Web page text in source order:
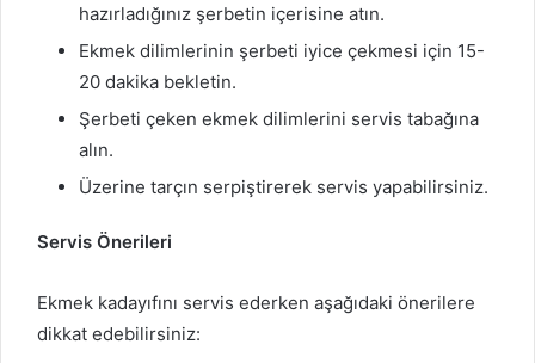
hazırladığınız şerbetin içerisine atın.
Ekmek dilimlerinin şerbeti iyice çekmesi için 15-
20 dakika bekletin.
Şerbeti çeken ekmek dilimlerini servis tabağına
alın.
Üzerine tarçın serpiştirerek servis yapabilirsiniz.
Servis Önerileri
Ekmek kadayıfını servis ederken aşağıdaki önerilere
dikkat edebilirsiniz: